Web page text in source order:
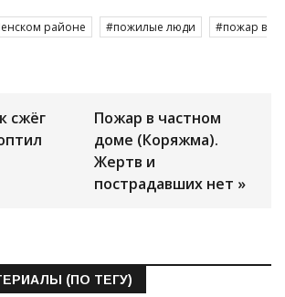
районе пожилые люди
пожар в
сжёг
Пожар в частном
доме (Коряжма).
Жертв и
пострадавших нет »
(ПО ТЕГУ)